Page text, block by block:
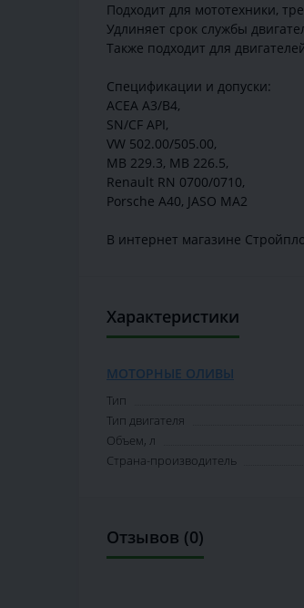
Подходит для мототехники,
Удлиняет срок службы
Также подходит для
Спецификации и допуски:
ACEA A3/B4,
SN/CF API,
VW 502.00/505.00,
MB 229.3, MB 226.5,
Renault RN 0700/0710,
Porsche A40, JASO MA2
В интернет магазине
Характеристики
МОТОРНЫЕ ОЛИВЫ
Тип
Тип двигателя
Объем, л
Страна-производитель
Отзывов (0)